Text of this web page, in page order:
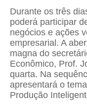
Durante os três
poderá participar
negócios e ações
empresarial. A
magna do
Econômico, Prof.
quarta. Na
apresentará o
Produção